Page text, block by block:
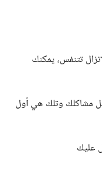
تتنفس، يمكنك
مشاكلك وتلك هي أول
عليك